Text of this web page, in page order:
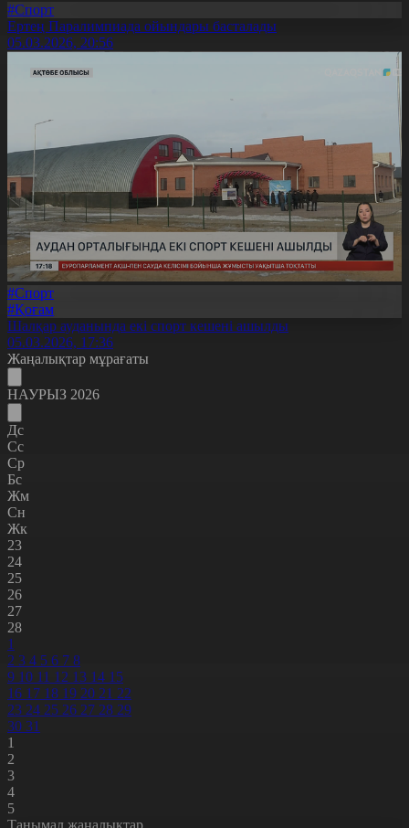
#Спорт
Ертең Паралимпиада ойындары басталады
05.03.2026, 20:56
#Спорт
#Қоғам
Шалқар ауданында екі спорт кешені ашылды
05.03.2026, 17:36
Жаңалықтар мұрағаты
НАУРЫЗ 2026
Дс
Сс
Ср
Бс
Жм
Сн
Жк
23
24
25
26
27
28
1
2 3 4 5 6 7 8
9 10 11 12 13 14 15
16 17 18 19 20 21 22
23 24 25 26 27 28 29
30 31
1
2
3
4
5
Танымал жаңалықтар